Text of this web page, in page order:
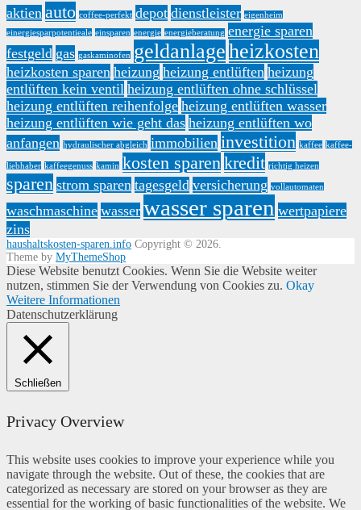
aktien auto coffee-perfekt depot dienstleister eigenheim
einergiesparpotentieale einsparen energie energieberatung energie sparen
festgeld gas gaskaminofen geldanlageheizkosten
heizkosten sparen heizung heizung entlüften heizung
entlüften kein ventil heizung entlüften ohne schlüssel
heizung entlüften reihenfolge heizung entlüften wasser
heizung entlüften wie geht das heizung entlüften wo
anfangen hydraulischer abgleich immobilien investition kaffee kaffee-
liebhaber kaffeegenuss kamin kosten sparen kredit richtig heizen
sparen strom sparen tagesgeld versicherung vollautomaten
waschmaschine wasser wasser sparen wertpapiere
zins
haushaltskosten-sparen.info Copyright © 2026.
Theme by MyThemeShop
Diese Website benutzt Cookies. Wenn Sie die Website weiter
nutzen, stimmen Sie der Verwendung von Cookies zu. Okay
Weitere Informationen
Datenschutzerklärung
Schließen
Privacy Overview
This website uses cookies to improve your experience while you
navigate through the website. Out of these, the cookies that are
categorized as necessary are stored on your browser as they are
essential for the working of basic functionalities of the website. We